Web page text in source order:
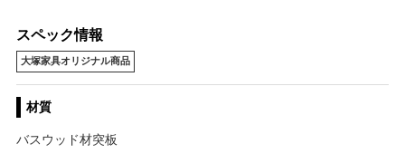
スペック情報
大塚家具オリジナル商品
材質
バスウッド材突板